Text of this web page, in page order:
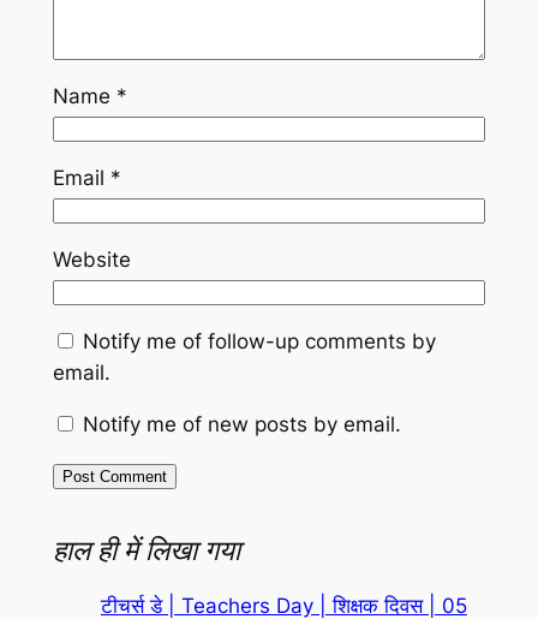
Name *
Email *
Website
Notify me of follow-up comments by
email.
Notify me of new posts by email.
हाल ही में लिखा गया
टीचर्स डे | Teachers Day | शिक्षक दिवस | 05